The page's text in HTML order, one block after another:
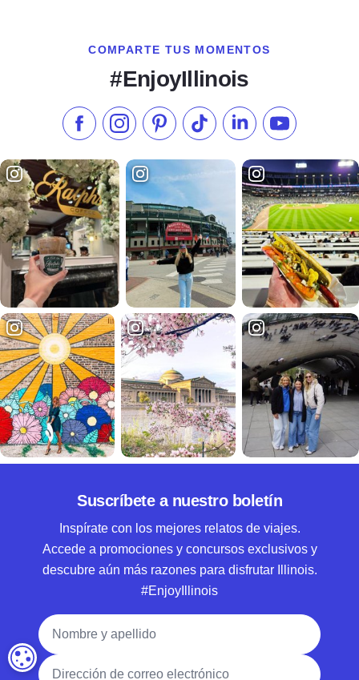
COMPARTE TUS MOMENTOS
#EnjoyIllinois
Síganos en Facebook
Síganos en Instagram
Visite nuestro Pinterest
Síganos en TikTok
Síganos en LinkedIn
Suscríbase a
Suscríbete a nuestro boletín
Inspírate con los mejores relatos de viajes.
Accede a promociones y concursos exclusivos y
descubre aún más razones para disfrutar Illinois.
#EnjoyIllinois
Nombre y apellido
Dirección de correo electrónico
CONFIGURACIÓN DE COOKIES